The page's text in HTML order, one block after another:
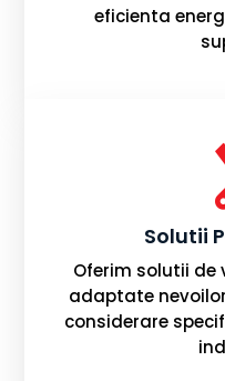
eficienta
Solutii
Oferim solutii
adaptate
considerare